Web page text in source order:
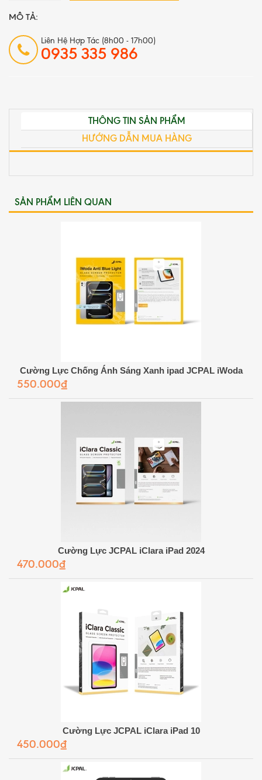
MÔ TẢ:
Liên Hệ Hợp Tác (8h00 - 17h00)
0935 335 986
THÔNG TIN SẢN PHẨM
HƯỚNG DẪN MUA HÀNG
SẢN PHẨM LIÊN QUAN
Cường Lực Chống Ánh Sáng Xanh ipad JCPAL iWoda
550.000₫
Cường Lực JCPAL iClara iPad 2024
470.000₫
Cường Lực JCPAL iClara iPad 10
450.000₫